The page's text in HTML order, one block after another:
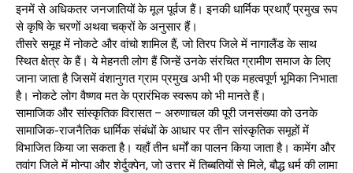
इनमें से अधिकतर जनजातियों के मूल पूर्वज हैं। इनकी धार्मिक प्रथाएँ प्रमुख रूप
से कृषि के चरणों अथवा चक्रों के अनुसार हैं।
तीसरे समूह में नोकटे और वांचो शामिल हैं, जो तिरप जिले में नागालैंड के साथ
स्थित क्षेत्र के हैं। ये मेहनती लोग हैं जिन्हें उनके संरचित ग्रामीण समाज के लिए
जाना जाता है जिसमें वंशानुगत ग्राम प्रमुख अभी भी एक महत्वपूर्ण भूमिका निभाता
है। नोकटे लोग वैष्णव मत के प्रारंभिक स्वरूप को भी मानते हैं।
सामाजिक और सांस्कृतिक विरासत – अरुणाचल की पूरी जनसंख्या को उनके
सामाजिक-राजनैतिक धार्मिक संबंधों के आधार पर तीन सांस्कृतिक समूहों में
विभाजित किया जा सकता है। यहाँ तीन धर्मों का पालन किया जाता है। कामेंग और
तवांग जिले में मोन्पा और शेर्दुक्पेन, जो उत्तर में तिब्बतियों से मिले, बौद्ध धर्म की लामा